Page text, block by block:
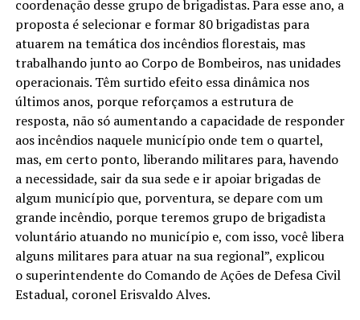
coordenação desse grupo de brigadistas. Para esse ano, a
proposta é selecionar e formar 80 brigadistas para
atuarem na temática dos incêndios florestais, mas
trabalhando junto ao Corpo de Bombeiros, nas unidades
operacionais. Têm surtido efeito essa dinâmica nos
últimos anos, porque reforçamos a estrutura de
resposta, não só aumentando a capacidade de responder
aos incêndios naquele município onde tem o quartel,
mas, em certo ponto, liberando militares para, havendo
a necessidade, sair da sua sede e ir apoiar brigadas de
algum município que, porventura, se depare com um
grande incêndio, porque teremos grupo de brigadista
voluntário atuando no município e, com isso, você libera
alguns militares para atuar na sua regional”, explicou
o superintendente do Comando de Ações de Defesa Civil
Estadual, coronel Erisvaldo Alves.